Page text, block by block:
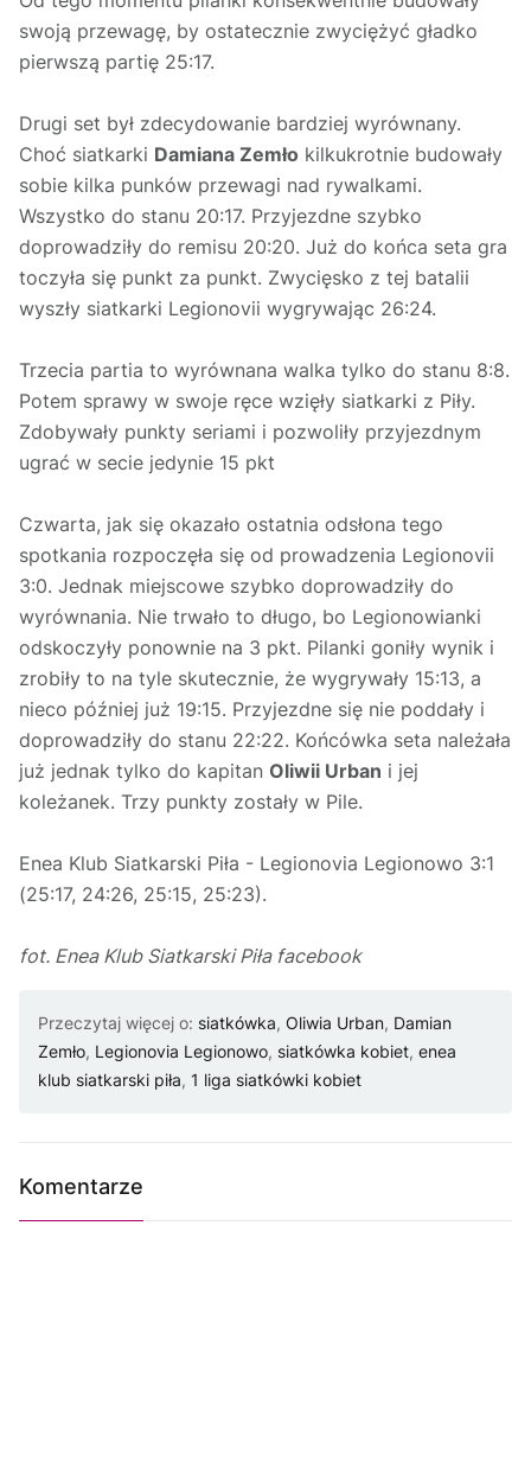
swoją przewagę, by ostatecznie zwyciężyć gładko
pierwszą partię 25:17.
Drugi set był zdecydowanie bardziej wyrównany.
Choć siatkarki Damiana Zemło kilkukrotnie budowały
sobie kilka punków przewagi nad rywalkami.
Wszystko do stanu 20:17. Przyjezdne szybko
doprowadziły do remisu 20:20. Już do końca seta gra
toczyła się punkt za punkt. Zwycięsko z tej batalii
wyszły siatkarki Legionovii wygrywając 26:24.
Trzecia partia to wyrównana walka tylko do stanu 8:8.
Potem sprawy w swoje ręce wzięły siatkarki z Piły.
Zdobywały punkty seriami i pozwoliły przyjezdnym
ugrać w secie jedynie 15 pkt
Czwarta, jak się okazało ostatnia odsłona tego
spotkania rozpoczęła się od prowadzenia Legionovii
3:0. Jednak miejscowe szybko doprowadziły do
wyrównania. Nie trwało to długo, bo Legionowianki
odskoczyły ponownie na 3 pkt. Pilanki goniły wynik i
zrobiły to na tyle skutecznie, że wygrywały 15:13, a
nieco później już 19:15. Przyjezdne się nie poddały i
doprowadziły do stanu 22:22. Końcówka seta należała
już jednak tylko do kapitan Oliwii Urban i jej
koleżanek. Trzy punkty zostały w Pile.
Enea Klub Siatkarski Piła - Legionovia Legionowo 3:1
(25:17, 24:26, 25:15, 25:23).
fot. Enea Klub Siatkarski Piła facebook
Przeczytaj więcej o: siatkówka, Oliwia Urban, Damian
Zemło, Legionovia Legionowo, siatkówka kobiet, enea
klub siatkarski piła, 1 liga siatkówki kobiet
Komentarze